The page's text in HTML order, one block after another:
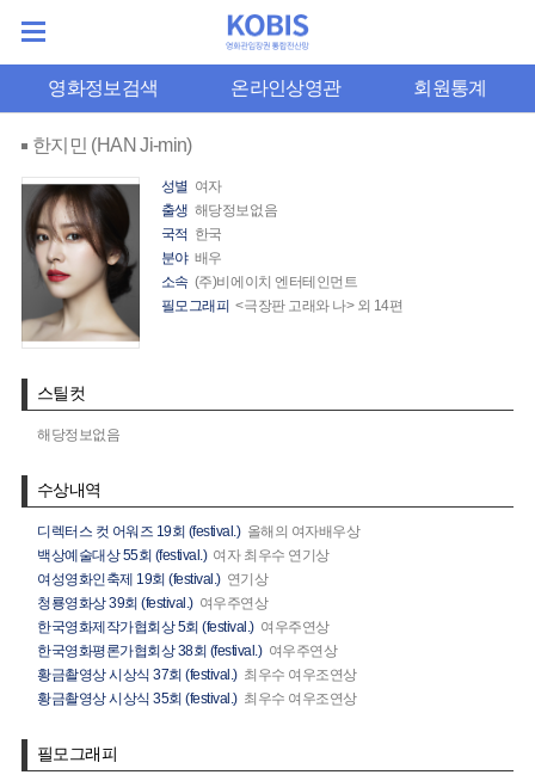
영화정보검색 온라인상영관 회원통계
한지민 (HAN Ji-min)
성별 여자
출생 해당정보없음
국적 한국
분야 배우
소속 (주)비에이치 엔터테인먼트
필모그래피 <극장판 고래와 나> 외 14편
스틸컷
해당정보없음
수상내역
디렉터스 컷 어워즈 19회 (festival.) 올해의 여자배우상
백상예술대상 55회 (festival.) 여자 최우수 연기상
여성영화인축제 19회 (festival.) 연기상
청룡영화상 39회 (festival.) 여우주연상
한국영화제작가협회상 5회 (festival.) 여우주연상
한국영화평론가협회상 38회 (festival.) 여우주연상
황금촬영상 시상식 37회 (festival.) 최우수 여우조연상
황금촬영상 시상식 35회 (festival.) 최우수 여우조연상
필모그래피